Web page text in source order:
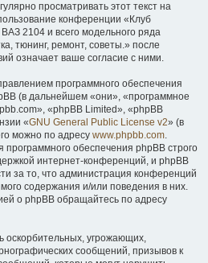
просматривать этот текст на
конференции «Клуб
2104 и всего модельного ряда
тюнинг, ремонт, советы.» после
означает ваше согласие с ними.
программного обеспечения
(в дальнейшем «они», «программное
«phpBB Limited», «phpBB
«GNU General Public License v2» (в
можно по адресу www.phpbb.com.
обеспечения phpBB строго
интернет-конференций, и phpBB
за то, что администрация конференций
содержания и/или поведения в них.
о phpBB обращайтесь по адресу
оскорбительных, угрожающих,
сообщений, призывов к